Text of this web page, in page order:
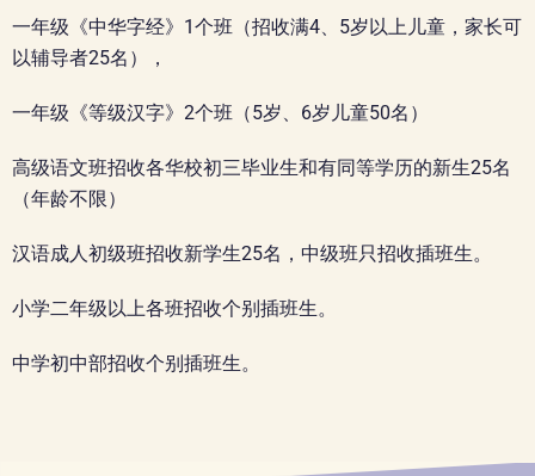
一年级《中华字经》1个班（招收满4、5岁以上儿童，家长可
以辅导者25名），
一年级《等级汉字》2个班（5岁、6岁儿童50名）
高级语文班招收各华校初三毕业生和有同等学历的新生25名
（年龄不限）
汉语成人初级班招收新学生25名，中级班只招收插班生。
小学二年级以上各班招收个别插班生。
中学初中部招收个别插班生。